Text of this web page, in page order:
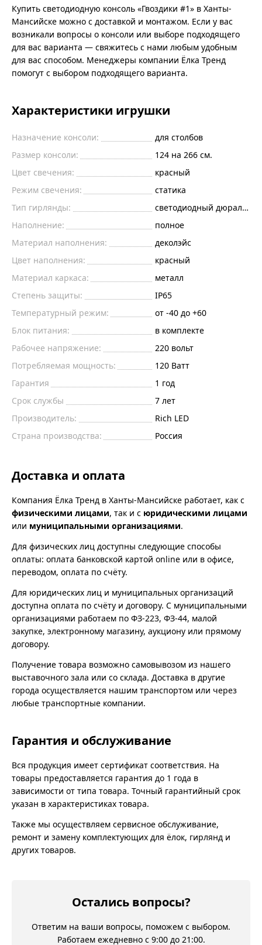
Купить светодиодную консоль «Гвоздики #1» в Ханты-
Мансийске можно с доставкой и монтажом. Если у вас
возникали вопросы о консоли или выборе подходящего
для вас варианта — свяжитесь с нами любым удобным
для вас способом. Менеджеры компании Ёлка Тренд
помогут с выбором подходящего варианта.
Характеристики игрушки
Назначение консоли:
для столбов
Размер консоли:
124 на 266 см.
Цвет свечения:
красный
Режим свечения:
статика
Тип гирлянды:
светодиодный дюралайт
Наполнение:
полное
Материал наполнения:
деколэйс
Цвет наполнения:
красный
Материал каркаса:
металл
Степень защиты:
IP65
Температурный режим:
от -40 до +60
Блок питания:
в комплекте
Рабочее напряжение:
220 вольт
Потребляемая мощность:
120 Ватт
Гарантия
1 год
Срок службы
7 лет
Производитель:
Rich LED
Страна производства:
Россия
Доставка и оплата
Компания Ёлка Тренд в Ханты-Мансийске работает, как с
физическими лицами, так и с юридическими лицами
или муниципальными организациями.
Для физических лиц доступны следующие способы
оплаты: оплата банковской картой online или в офисе,
переводом, оплата по счёту.
Для юридических лиц и муниципальных организаций
доступна оплата по счёту и договору. С муниципальными
организациями работаем по ФЗ-223, ФЗ-44, малой
закупке, электронному магазину, аукциону или прямому
договору.
Получение товара возможно самовывозом из нашего
выставочного зала или со склада. Доставка в другие
города осуществляется нашим транспортом или через
любые транспортные компании.
Гарантия и обслуживание
Вся продукция имеет сертификат соответствия. На
товары предоставляется гарантия до 1 года в
зависимости от типа товара. Точный гарантийный срок
указан в характеристиках товара.
Также мы осуществляем сервисное обслуживание,
ремонт и замену комплектующих для ёлок, гирлянд и
других товаров.
Остались вопросы?
Ответим на ваши вопросы, поможем с выбором.
Работаем ежедневно с 9:00 до 21:00.